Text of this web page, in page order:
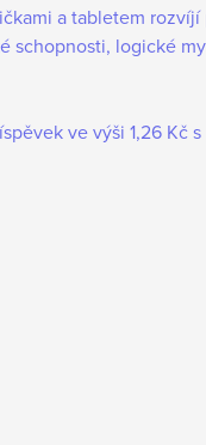
a tabletem
schopnosti, logické
ve výši 1,26 Kč s